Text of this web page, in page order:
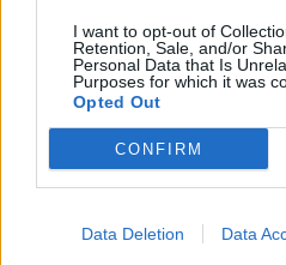
I want to opt-out of
Retention, Sale, and/or
Personal Data that Is
Purposes for which it was
Opted Out
CONFIRM
Data Deletion Data
A hétvégi
hétfőtől ismét